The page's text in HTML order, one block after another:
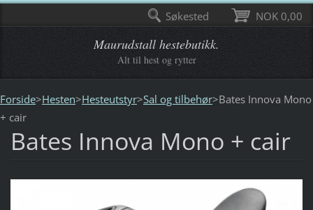
Maurudstall hestebutikk.
Alt til hest og rytter
Forside>Hesten>Hesteutstyr>Sal og tilbehør>Bates Innova Mono
+ cair
Bates Innova Mono + cair
NOK 0,00
Søkested